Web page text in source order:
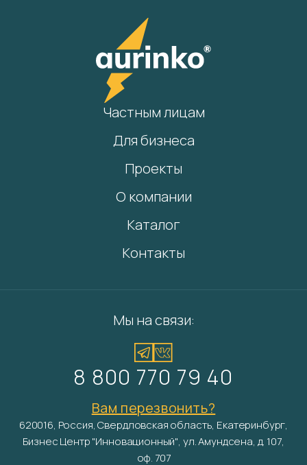
Частным лицам
Для бизнеса
Проекты
О компании
Каталог
Контакты
Мы на связи:
8 800 770 79 40
Вам перезвонить?
620016, Россия, Свердловская область, Екатеринбург,
Бизнес Центр "Инновационный", ул. Амундсена, д. 107,
оф. 707